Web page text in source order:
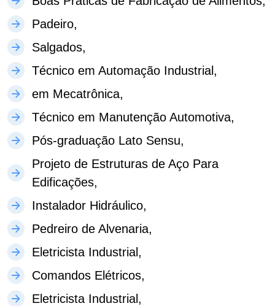
Padeiro,
Salgados,
Técnico em Automação Industrial,
em Mecatrônica,
Técnico em Manutenção Automotiva,
Pós-graduação Lato Sensu,
Projeto de Estruturas de Aço Para
Edificações,
Instalador Hidráulico,
Pedreiro de Alvenaria,
Eletricista Industrial,
Comandos Elétricos,
Eletricista Industrial,